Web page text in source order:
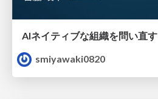
AIネイティブな組織を問い直す
smiyawaki0820